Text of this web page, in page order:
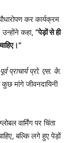
कर कार्यक्रम
कहा, “पेड़ों से ही
प्राचार्य प्रो. एस. के.
मांगे जीवनदायिनी
वार्मिंग पर चिंता
बल्कि लगे हुए पेड़ों